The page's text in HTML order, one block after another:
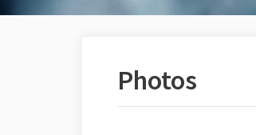
Photos